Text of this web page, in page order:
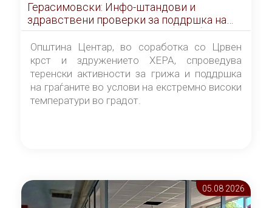
Герасимовски: Инфо-штандови и
здравствени проверки за поддршка на
граѓаните во услови на топлотен бран
Општина Центар, во соработка со Црвен
крст и здружението ХЕРА, спроведува
теренски активности за грижа и поддршка
на граѓаните во услови на екстремно високи
температури во градот.
05.08 2026